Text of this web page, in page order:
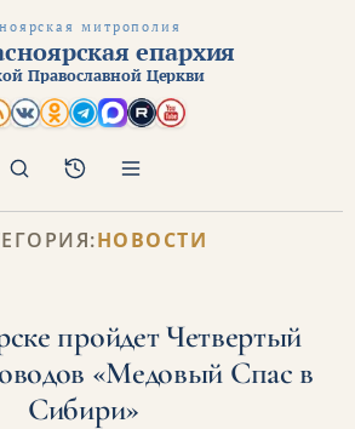
митрополия
епархия
Православной Церкви
Архив
Поиск
НОВОСТИ
пройдет Четвертый
«Медовый Спас в
Сибири»